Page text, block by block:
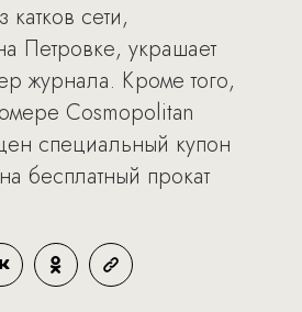
сети,
Петровке, украшает
журнала. Кроме того,
Cosmopolitan
специальный купон
бесплатный прокат